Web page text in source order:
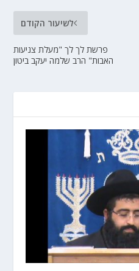
לשיעור הקודם
פרשת לך לך "מעלת צניעות
האבות" הרב שלמה יעקב ביטון